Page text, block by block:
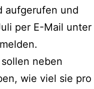
aufgerufen und
per E-Mail unter
neben
wie viel sie pro